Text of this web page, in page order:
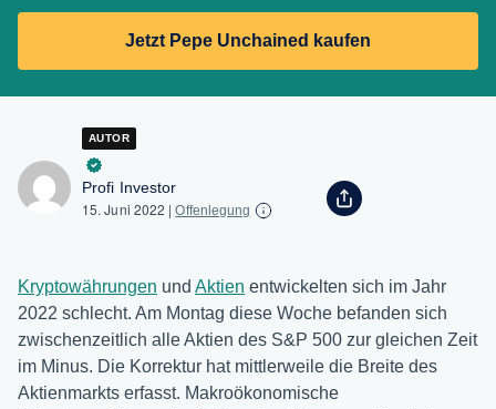
Jetzt Pepe Unchained kaufen
AUTOR
Profi Investor
15. Juni 2022 |Offenlegung
Kryptowährungen und Aktien entwickelten sich im Jahr
2022 schlecht. Am Montag diese Woche befanden sich
zwischenzeitlich alle Aktien des S&P 500 zur gleichen Zeit
im Minus. Die Korrektur hat mittlerweile die Breite des
Aktienmarkts erfasst. Makroökonomische